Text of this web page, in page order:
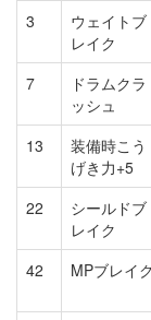
3
ウェイトブ
レイク
7
ドラムクラ
ッシュ
13
装備時こう
げき力+5
22
シールドブ
レイク
42 MPブレイク